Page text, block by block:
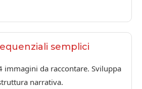
semplici
immagini da raccontare. Sviluppa
narrativa.